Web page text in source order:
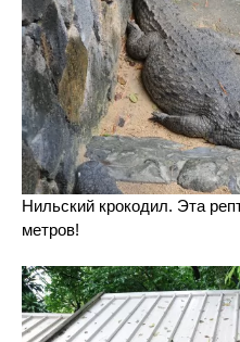
Нильский крокодил. Эта
метров!